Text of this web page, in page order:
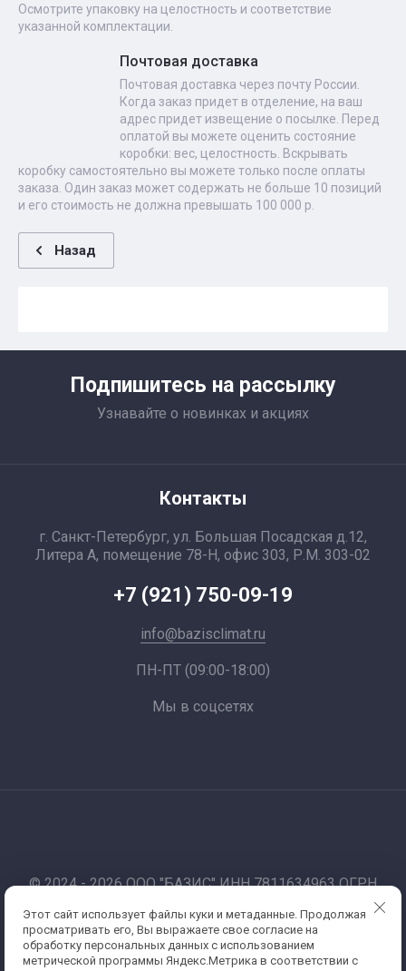
Осмотрите упаковку на целостность и соответствие
указанной комплектации.
Почтовая доставка
Почтовая доставка через почту России.
Когда заказ придет в отделение, на ваш
адрес придет извещение о посылке. Перед
оплатой вы можете оценить состояние
коробки: вес, целостность. Вскрывать
коробку самостоятельно вы можете только после оплаты
заказа. Один заказ может содержать не больше 10 позиций
и его стоимость не должна превышать 100 000 р.
Назад
Подпишитесь на рассылку
Узнавайте о новинках и акциях
Контакты
г. Санкт-Петербург, ул. Большая Посадская д.12,
Литера А, помещение 78-Н, офис 303, Р.М. 303-02
+7 (921) 750-09-19
info@bazisclimat.ru
ПН-ПТ (09:00-18:00)
Мы в соцсетях
© 2024 - 2026 ООО "БАЗИС" ИНН 7811634963 ОГРН
Работаем по 44-фз и 223-фз. Санкт-Петербург
Политика конфиденциальности
Этот сайт использует файлы куки и метаданные. Продолжая
просматривать его, Вы выражаете свое согласие на
обработку персональных данных с использованием
метрической программы Яндекс.Метрика в соответствии с